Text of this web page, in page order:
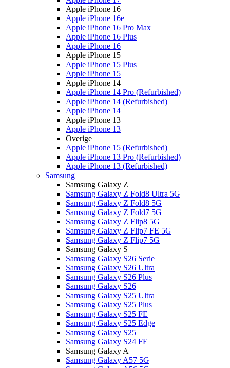
Apple iPhone 16
Apple iPhone 16e
Apple iPhone 16 Pro Max
Apple iPhone 16 Plus
Apple iPhone 16
Apple iPhone 15
Apple iPhone 15 Plus
Apple iPhone 15
Apple iPhone 14
Apple iPhone 14 Pro (Refurbished)
Apple iPhone 14 (Refurbished)
Apple iPhone 14
Apple iPhone 13
Apple iPhone 13
Overige
Apple iPhone 15 (Refurbished)
Apple iPhone 13 Pro (Refurbished)
Apple iPhone 13 (Refurbished)
Samsung
Samsung Galaxy Z
Samsung Galaxy Z Fold8 Ultra 5G
Samsung Galaxy Z Fold8 5G
Samsung Galaxy Z Fold7 5G
Samsung Galaxy Z Flip8 5G
Samsung Galaxy Z Flip7 FE 5G
Samsung Galaxy Z Flip7 5G
Samsung Galaxy S
Samsung Galaxy S26 Serie
Samsung Galaxy S26 Ultra
Samsung Galaxy S26 Plus
Samsung Galaxy S26
Samsung Galaxy S25 Ultra
Samsung Galaxy S25 Plus
Samsung Galaxy S25 FE
Samsung Galaxy S25 Edge
Samsung Galaxy S25
Samsung Galaxy S24 FE
Samsung Galaxy A
Samsung Galaxy A57 5G